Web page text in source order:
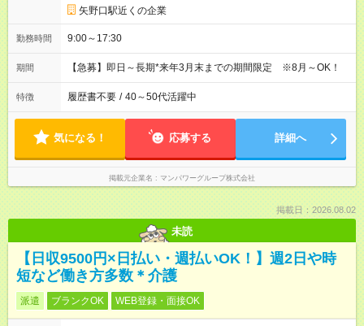
矢野口駅近くの企業
勤務時間 9:00～17:30
期間 【急募】即日～長期*来年3月末までの期間限定 ※8月～OK！
特徴 履歴書不要 / 40～50代活躍中
気になる！ 応募する 詳細へ
掲載元企業名 マンパワーグループ株式会社
掲載日：2026.08.02
未読
【日収9500円×日払い・週払いOK！】週2日や時
短など働き方多数＊介護
派遣 ブランクOK WEB登録・面接OK